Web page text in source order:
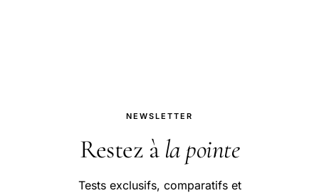
NEWSLETTER
Restez à la pointe
Tests exclusifs, comparatifs et